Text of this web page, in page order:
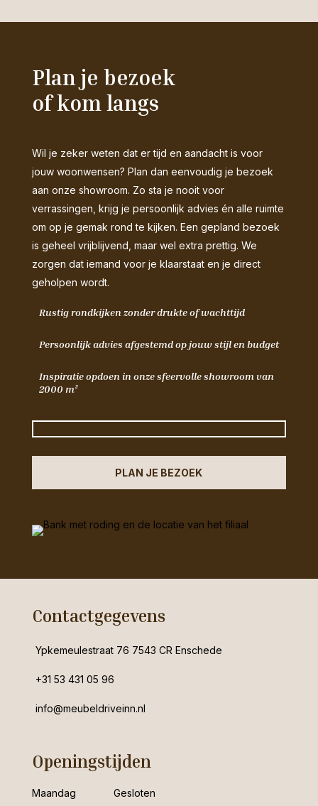
Plan je bezoek
of kom langs
Wil je zeker weten dat er tijd en aandacht is voor
jouw woonwensen? Plan dan eenvoudig je bezoek
aan onze showroom. Zo sta je nooit voor
verrassingen, krijg je persoonlijk advies én alle ruimte
om op je gemak rond te kijken. Een gepland bezoek
is geheel vrijblijvend, maar wel extra prettig. We
zorgen dat iemand voor je klaarstaat en je direct
geholpen wordt.
Rustig rondkijken zonder drukte of wachttijd
Persoonlijk advies afgestemd op jouw stijl en budget
Inspiratie opdoen in onze sfeervolle showroom van
2000 m²
PLAN JE BEZOEK
Contactgegevens
Ypkemeulestraat 76 7543 CR Enschede
+31 53 431 05 96
info@meubeldriveinn.nl
Openingstijden
Maandag
Gesloten